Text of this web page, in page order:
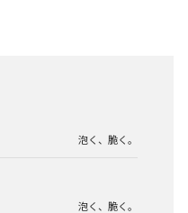
泡く、脆く。
泡く、脆く。